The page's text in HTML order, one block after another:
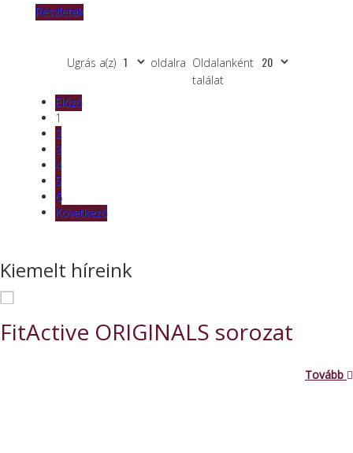
Részletek
Oldalanként
találat
Ugrás a(z) oldalra
Előző
1
2
3
4
5
6
Következő
Kiemelt híreink
FitActive ORIGINALS sorozat
Tovább